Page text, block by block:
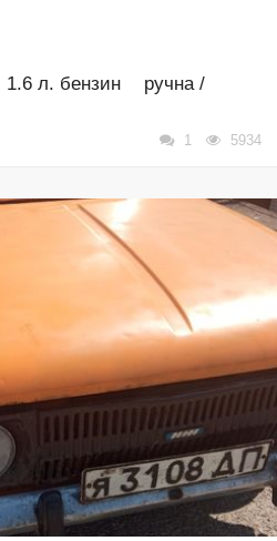
1.6 л. бензин
ручна /
1 5934